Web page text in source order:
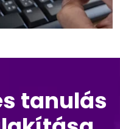
tanulás